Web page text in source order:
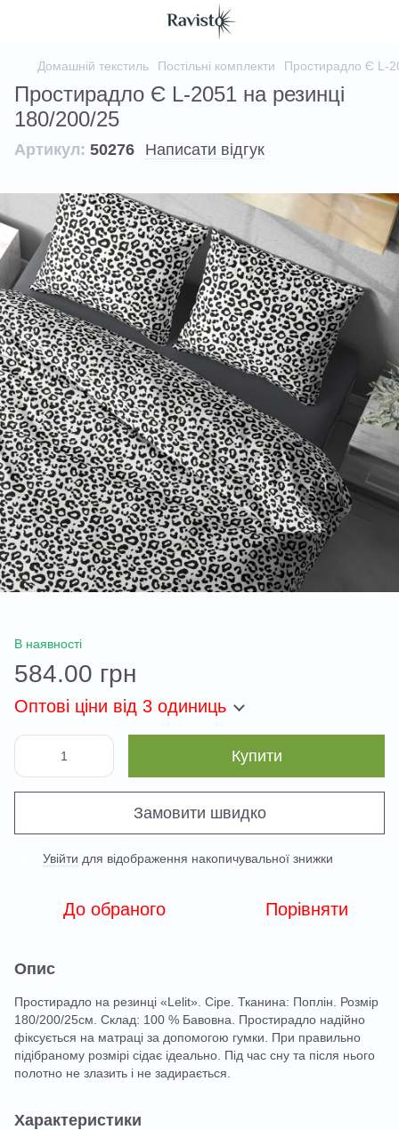
Домашній текстиль Постільні комплекти Простирадло Є L-
Простирадло Є L-2051 на резинці
180/200/25
Артикул: 50276 Написати відгук
В наявності
584.00 грн
Оптові ціни від 3 одиниць
Купити
Замовити швидко
Увійти для відображення накопичувальної знижки
До обраного Порівняти
Опис
Простирадло на резинці «Lelit». Сіре. Тканина: Поплін. Розмір
180/200/25см. Склад: 100 % Бавовна. Простирадло надійно
фіксується на матраці за допомогою гумки. При правильно
підібраному розмірі сідає ідеально. Під час сну та після нього
полотно не злазить і не задирається.
Характеристики